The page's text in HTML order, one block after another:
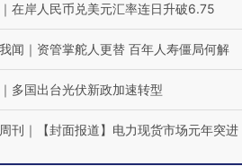
｜ 在岸人民币兑美元汇率连日升破6.75
闻 ｜ 资管掌舵人更替 百年人寿僵局何解
｜ 多国出台光伏新政加速转型
刊 ｜ 【封面报道】电力现货市场元年突进